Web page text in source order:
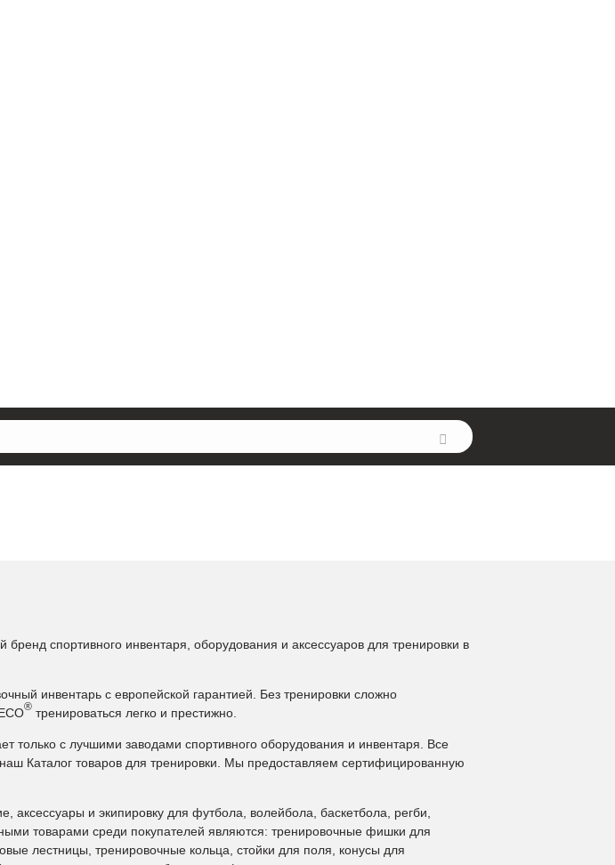
спортивного инвентаря, оборудования и аксессуаров для тренировки в
инвентарь с европейской гарантией. Без тренировки сложно
® тренироваться легко и престижно.
только с лучшими заводами спортивного оборудования и инвентаря. Все
Каталог товаров для тренировки. Мы предоставляем сертифицированную
аксессуары и экипировку для футбола, волейбола, баскетбола, регби,
товарами среди покупателей являются: тренировочные фишки для
лестницы, тренировочные кольца, стойки для поля, конусы для